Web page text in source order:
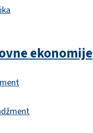
ekonomije